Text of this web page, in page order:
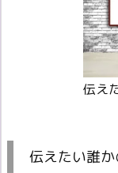
伝え
伝えたい誰